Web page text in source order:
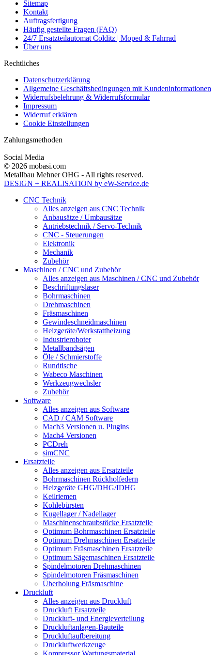
Sitemap
Kontakt
Auftragsfertigung
Häufig gestellte Fragen (FAQ)
24/7 Ersatzteilautomat Colditz | Moped & Fahrrad
Über uns
Rechtliches
Datenschutzerklärung
Allgemeine Geschäftsbedingungen mit Kundeninformationen
Widerrufsbelehrung & Widerrufsformular
Impressum
Widerruf erklären
Cookie Einstellungen
Zahlungsmethoden
Social Media
© 2026 mobasi.com
Metallbau Mehner OHG - All rights reserved.
DESIGN + REALISATION by eW-Service.de
CNC Technik
Alles anzeigen aus CNC Technik
Anbausätze / Umbausätze
Antriebstechnik / Servo-Technik
CNC - Steuerungen
Elektronik
Mechanik
Zubehör
Maschinen / CNC und Zubehör
Alles anzeigen aus Maschinen / CNC und Zubehör
Beschriftungslaser
Bohrmaschinen
Drehmaschinen
Fräsmaschinen
Gewindeschneidmaschinen
Heizgeräte/Werkstattheizung
Industrieroboter
Metallbandsägen
Öle / Schmierstoffe
Rundtische
Wabeco Maschinen
Werkzeugwechsler
Zubehör
Software
Alles anzeigen aus Software
CAD / CAM Software
Mach3 Versionen u. Plugins
Mach4 Versionen
PCDreh
simCNC
Ersatzteile
Alles anzeigen aus Ersatzteile
Bohrmaschinen Rückholfedern
Heizgeräte GHG/DHG/IDHG
Keilriemen
Kohlebürsten
Kugellager / Nadellager
Maschinenschraubstöcke Ersatzteile
Optimum Bohrmaschinen Ersatzteile
Optimum Drehmaschinen Ersatzteile
Optimum Fräsmaschinen Ersatzteile
Optimum Sägemaschinen Ersatzteile
Spindelmotoren Drehmaschinen
Spindelmotoren Fräsmaschinen
Überholung Fräsmaschine
Druckluft
Alles anzeigen aus Druckluft
Druckluft Ersatzteile
Druckluft- und Energieverteilung
Druckluftanlagen-Bauteile
Druckluftaufbereitung
Druckluftwerkzeuge
Kompressor Wartungsmaterial